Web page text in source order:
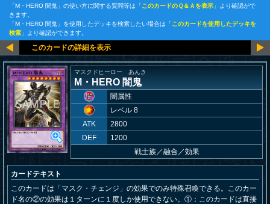
「M・HERO 闇鬼」の使い方に関する質問等は「このカードのＱ＆Ａを表示 」より確認がで
きます。
「M・HERO 闇鬼」を使用したデッキを検索したい場合は「このカードを使用したデッキを
検索 」より確認ができます。
マスクドヒーロー あんき
M・HERO 闇鬼
闇属性
レベル 8
ATK
2800
DEF
1200
戦士族／融合／効果
カードテキスト
このカードは「マスク・チェンジ」の効果でのみ特殊召喚できる。このカー
ド名の②の効果は１ターンに１度しか使用できない。①：このカードは直接